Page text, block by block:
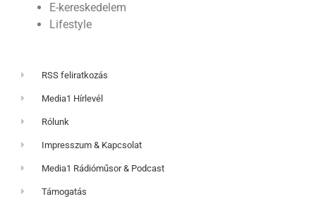
E-kereskedelem
Lifestyle
RSS feliratkozás
Media1 Hírlevél
Rólunk
Impresszum & Kapcsolat
Media1 Rádióműsor & Podcast
Támogatás